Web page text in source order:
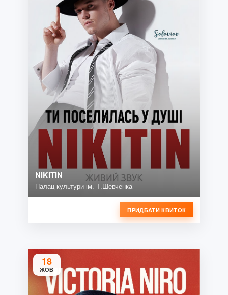
NIKITIN
Палац культури ім. Т.Шевченка
ПРИДБАТИ КВИТОК
18
ЖОВ